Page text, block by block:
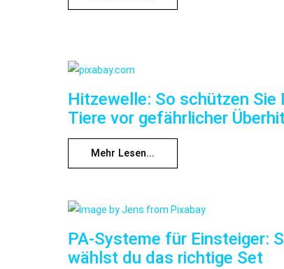
Hitzewelle: So schützen Sie
Tiere vor gefährlicher
Mehr Lesen...
PA-Systeme für Einsteiger:
wählst du das richtige Set